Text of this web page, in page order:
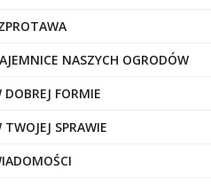
NASZYCH OGRODÓW
DOBREJ FORMIE
TWOJEJ SPRAWIE